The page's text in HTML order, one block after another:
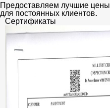
Предоставляем лучшие цены
для постоянных клиентов.
Сертификаты